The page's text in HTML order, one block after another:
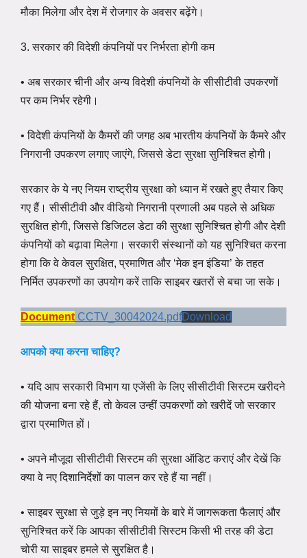
मौका मिलेगा और देश में रोजगार के अवसर बढ़ेंगे।
3. सरकार की विदेशी कंपनियों पर निर्भरता होगी कम
• अब सरकार चीनी और अन्य विदेशी कंपनियों के सीसीटीवी उपकरणों
पर कम निर्भर रहेगी।
• विदेशी कंपनियों के कैमरों की जगह अब भारतीय कंपनियों के कैमरे और
निगरानी उपकरण लगाए जाएंगे, जिससे डेटा सुरक्षा सुनिश्चित होगी।
सरकार के ये नए नियम राष्ट्रीय सुरक्षा को ध्यान में रखते हुए तैयार किए
गए हैं। सीसीटीवी और वीडियो निगरानी प्रणाली अब पहले से अधिक
सुरक्षित होगी, जिससे डिजिटल डेटा की सुरक्षा सुनिश्चित होगी और देशी
कंपनियों को बढ़ावा मिलेगा। सरकारी संस्थानों को यह सुनिश्चित करना
होगा कि वे केवल सुरक्षित, प्रमाणित और ‘मेक इन इंडिया’ के तहत
निर्मित उपकरणों का उपयोग करें ताकि साइबर खतरों से बचा जा सके।
Document CCTV_30042024.pdfDownload
आपको क्या करना चाहिए?
• यदि आप सरकारी विभाग या एजेंसी के लिए सीसीटीवी सिस्टम खरीदने
की योजना बना रहे हैं, तो केवल उन्हीं उपकरणों को खरीदें जो सरकार
द्वारा प्रमाणित हों।
• अपने मौजूदा सीसीटीवी सिस्टम की सुरक्षा ऑडिट कराएं और देखें कि
क्या वे नए दिशानिर्देशों का पालन कर रहे हैं या नहीं।
• साइबर सुरक्षा से जुड़े इन नए नियमों के बारे में जागरूकता फैलाएं और
सुनिश्चित करें कि आपका सीसीटीवी सिस्टम किसी भी तरह की डेटा
चोरी या साइबर हमले से सुरक्षित है।